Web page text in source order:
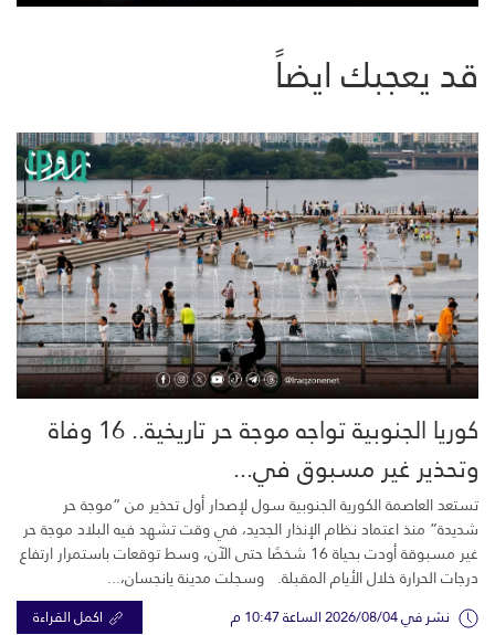
قد يعجبك ايضاً
كوريا الجنوبية تواجه موجة حر تاريخية.. 16 وفاة
وتحذير غير مسبوق في...
تستعد العاصمة الكورية الجنوبية سول لإصدار أول تحذير من “موجة حر
شديدة” منذ اعتماد نظام الإنذار الجديد، في وقت تشهد فيه البلاد موجة حر
غير مسبوقة أودت بحياة 16 شخصًا حتى الآن، وسط توقعات باستمرار ارتفاع
درجات الحرارة خلال الأيام المقبلة. وسجلت مدينة يانجسان،...
نشر في 2026/08/04 الساعة 10:47 م اكمل القراءة